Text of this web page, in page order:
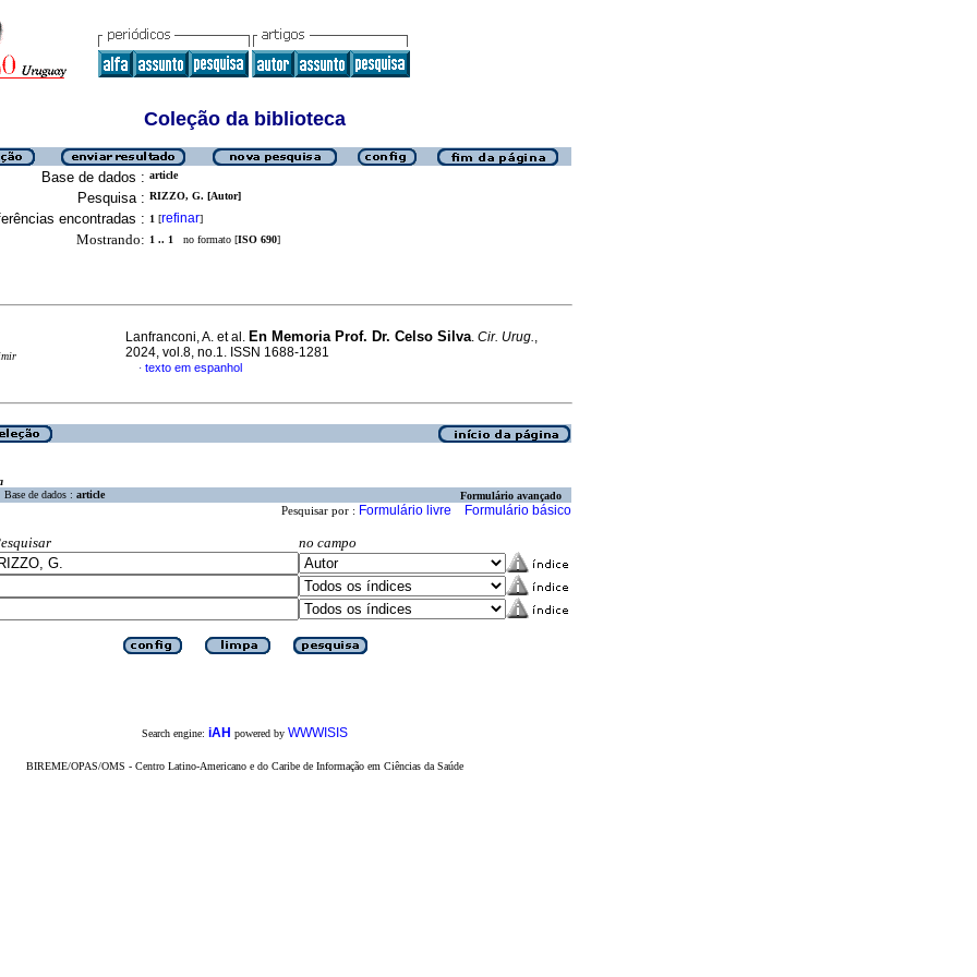
Coleção da biblioteca
Base de dados : article
Pesquisa : RIZZO, G. [Autor]
encontradas : 1 [refinar]
Mostrando: 1 .. 1 no formato [ISO 690]
Lanfranconi, A. et al. En Memoria Prof. Dr. Celso Silva. Cir. Urug.,
2024, vol.8, no.1. ISSN 1688-1281
· texto em espanhol
Base de dados : article Formulário avançado
Pesquisar por : Formulário livre Formulário básico
no campo
Search engine: iAH powered by WWWISIS
BIREME/OPAS/OMS - Centro Latino-Americano e do Caribe de Informação em Ciências da Saúde